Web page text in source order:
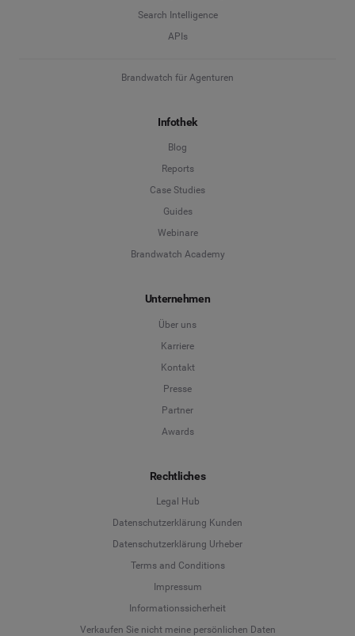
Search Intelligence
APIs
Brandwatch für Agenturen
Infothek
Blog
Reports
Case Studies
Guides
Webinare
Brandwatch Academy
Unternehmen
Über uns
Karriere
Kontakt
Presse
Partner
Awards
Rechtliches
Legal Hub
Datenschutzerklärung Kunden
Datenschutzerklärung Urheber
Terms and Conditions
Impressum
Informationssicherheit
Verkaufen Sie nicht meine persönlichen Daten
Deutsch